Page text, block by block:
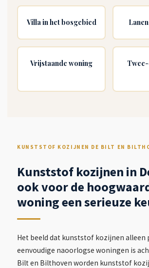
Villa in het bosgebied
Vrijstaande woning
KUNSTSTOF KOZIJNEN DE BILT EN
Kunststof kozijnen in
ook voor de
woning een serieuze
Het beeld dat kunststof kozijnen alleen
eenvoudige naoorlogse woningen is
Bilt en Bilthoven worden kunststof